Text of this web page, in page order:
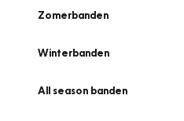
Zomerbanden
Winterbanden
All season banden